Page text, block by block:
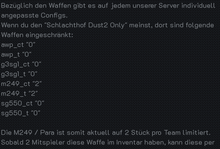
Bezüglich den Waffen gibt es auf jedem unserer Server individuell
angepasste Configs.
Wenn du den "Schlachthof Dust2 Only" meinst, dort sind folgende
Waffen eingeschränkt:
awp_ct "0"
awp_t "0"
g3sg1_ct "0"
g3sg1_t "0"
m249_ct "2"
m249_t "2"
sg550_ct "0"
sg550_t "0"
Die M249 / Para ist somit aktuell auf 2 Stück pro Team limitiert.
Sobald 2 Mitspieler diese Waffe im Inventar haben, kann diese per